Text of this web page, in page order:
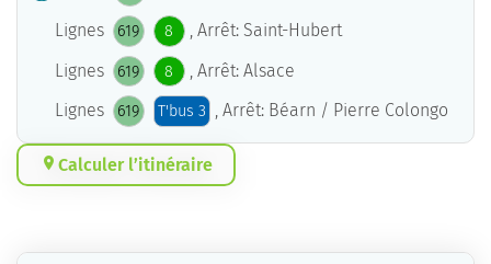
Lignes 619 8
, Arrêt: Saint-Hubert
Lignes
619 8
, Arrêt: Alsace
Lignes
619 T'bus 3 , Arrêt: Béarn / Pierre Colongo
Calculer l’itinéraire